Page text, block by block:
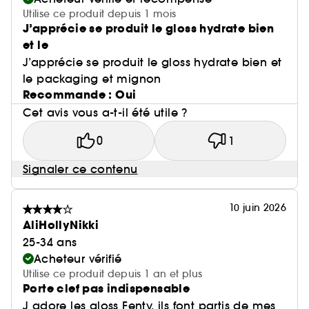
Utilise ce produit depuis 1 mois
J’apprécie se produit le gloss hydrate bien
et le
J’apprécie se produit le gloss hydrate bien et
le packaging et mignon
Recommande : Oui
Cet avis vous a-t-il été utile ?
0 1
Signaler ce contenu
10 juin 2026
AliHollyNikki
25-34 ans
Acheteur vérifié
Utilise ce produit depuis 1 an et plus
Porte clef pas indispensable
J adore les gloss Fenty, ils font partis de mes